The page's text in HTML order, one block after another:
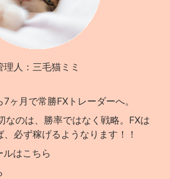
理人：三毛猫ミミ
ヶ月で常勝FXトレーダーへ。
なのは、勝率ではなく戦略。FXは
必ず稼げるようなります！！
はこちら